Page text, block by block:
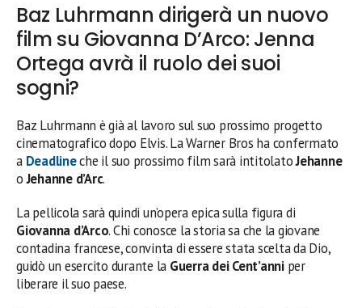
Baz Luhrmann dirigerà un nuovo
film su Giovanna D’Arco: Jenna
Ortega avrà il ruolo dei suoi
sogni?
Baz Luhrmann è già al lavoro sul suo prossimo progetto
cinematografico dopo Elvis. La Warner Bros ha confermato
a Deadlineche il suo prossimo film sarà intitolatoJehanne
oJehanne d’Arc.
La pellicola sarà quindi un’opera epica sulla figura di
Giovanna d’Arco. Chi conosce la storia sa che la giovane
contadina francese, convinta di essere stata scelta da Dio,
guidò un esercito durante la Guerra dei Cent’anniper
liberare il suo paese.